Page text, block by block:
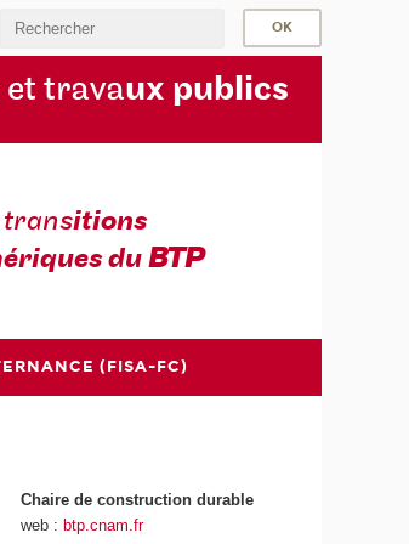
et travaux publics
itions
duBTP
(FISA-FC)
Chaire de construction durable
web :btp.cnam.fr